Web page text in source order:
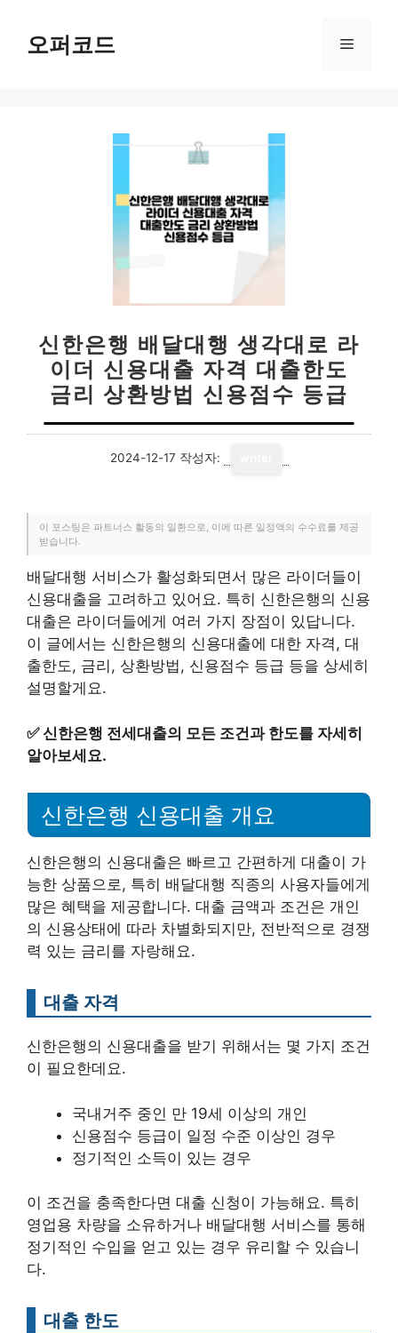
오퍼코드 메
신한은행 배달대행 생각대로 라
이더 신용대출 자격 대출한도
금리 상환방법 신용점수 등급
2024-12-17 작성자:
이 포스팅은 파트너스 활동의 일환으로, 이에 따른 일정액의 수수료를 제공
받습니다.
배달대행 서비스가 활성화되면서 많은 라이더들이
신용대출을 고려하고 있어요. 특히 신한은행의 신용
대출은 라이더들에게 여러 가지 장점이 있답니다.
이 글에서는 신한은행의 신용대출에 대한 자격, 대
출한도, 금리, 상환방법, 신용점수 등급 등을 상세히
설명할게요.
✅신한은행 전세대출의 모든 조건과 한도를 자세히
알아보세요.
신한은행 신용대출 개요
신한은행의 신용대출은 빠르고 간편하게 대출이 가
능한 상품으로, 특히 배달대행 직종의 사용자들에게
많은 혜택을 제공합니다. 대출 금액과 조건은 개인
의 신용상태에 따라 차별화되지만, 전반적으로 경쟁
력 있는 금리를 자랑해요.
대출 자격
신한은행의 신용대출을 받기 위해서는 몇 가지 조건
이 필요한데요.
국내거주 중인 만 19세 이상의 개인
신용점수 등급이 일정 수준 이상인 경우
정기적인 소득이 있는 경우
이 조건을 충족한다면 대출 신청이 가능해요. 특히
영업용 차량을 소유하거나 배달대행 서비스를 통해
정기적인 수입을 얻고 있는 경우 유리할 수 있습니
다.
대출 한도